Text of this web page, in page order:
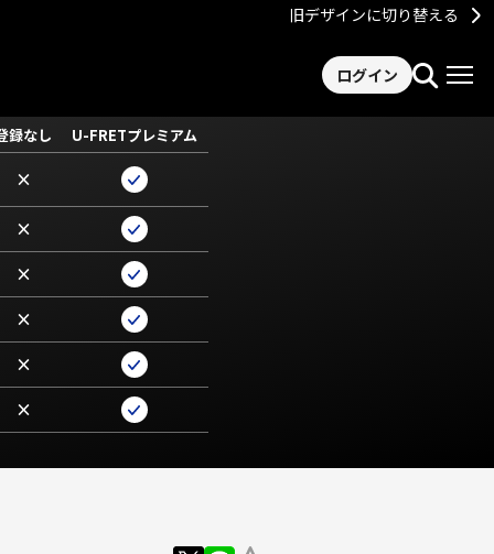
旧デザインに切り替える
ログイン
録なし U-FRETプレミアム
×
×
×
×
×
×